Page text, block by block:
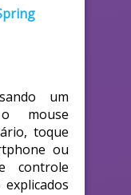
um
mouse
toque
ou
controle
explicados